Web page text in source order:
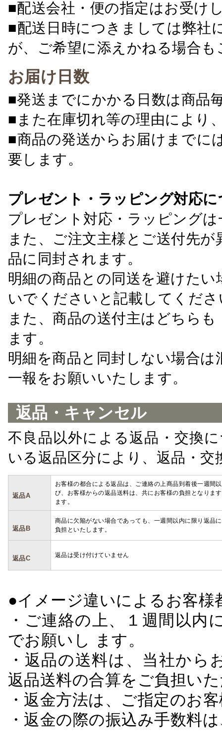
■配送会社・便の指定はお受け
■配送日時につきましては弊社
が、ご希望に添えかねる場合
お届け日数
■発送までにかかる日数は商品
■また在庫切れ等の理由により
■商品の発送からお届けまでに
要します。
プレゼント・ラッピング対応
プレゼント対応・ラッピング
また、ご注文主様とご送付先
品に同封されます。
明細の商品との同送を避けた
いでくださいと記載してくださ
また、商品の送付主はどちら
ます。
明細を商品と同封しない場合
一報をお願いいたします。
返品・キャンセル
不良品以外による返品・交換
いる返品区分により、返品・
返品A
お客様の都合による返品は、ご連絡の上商品到着後一週間
び、お客様からの返品送料は、共にお客様の負担となりま
ます。
返品B
商品に欠陥がない場合であっても、一週間以内に限り返品
負担といたします。
返品C 返品は受け付けていません
●イメージ違いによるお客
・ご連絡の上、１週間以
でお願いし ます。
・返品の送料は、当社か
返品送料の合算をご負担い
・返金方法は、ご指定のお
・返金の際の振込み手数料